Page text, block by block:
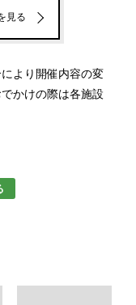
見る
より開催内容の変
かけの際は各施設